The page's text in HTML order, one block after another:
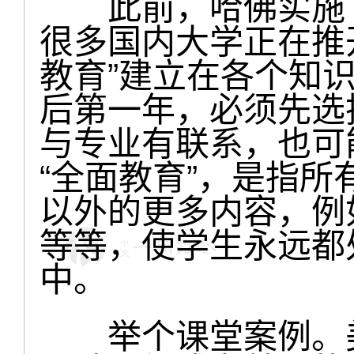
此前，哈佛实施
很多国内大学正在推
教育”建立在各个知
后第一年，必须先
与专业有联系，也
“全面教育”，是指
以外的更多内容，
等等，使学生永远
中。
举个课堂案例。